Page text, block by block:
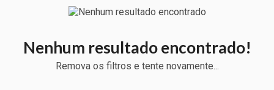
Nenhum resultado encontrado!
Remova os filtros e tente novamente...